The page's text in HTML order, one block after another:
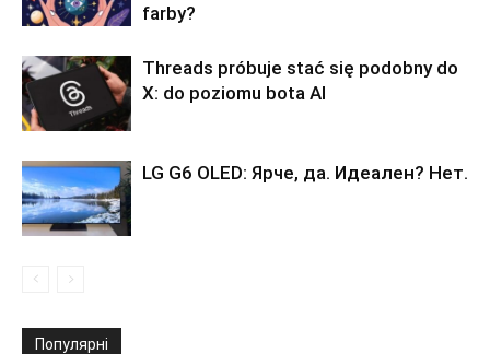
farby?
Threads próbuje stać się podobny do
X: do poziomu bota AI
LG G6 OLED: Ярче, да. Идеален? Нет.
Популярні